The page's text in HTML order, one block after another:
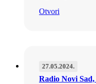
Otvori
27.05.2024.
Radio Novi